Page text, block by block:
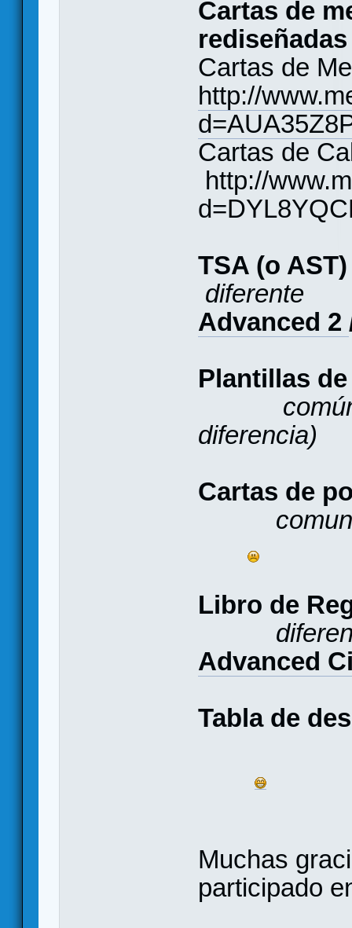
Cartas de
Cartas de
http://
Cartas de
http://
TSA (o
diferente
Advanced 2
Plantillas
diferencia)
Cartas de
Libro de
Advanced
Tabla de
Muchas
participado